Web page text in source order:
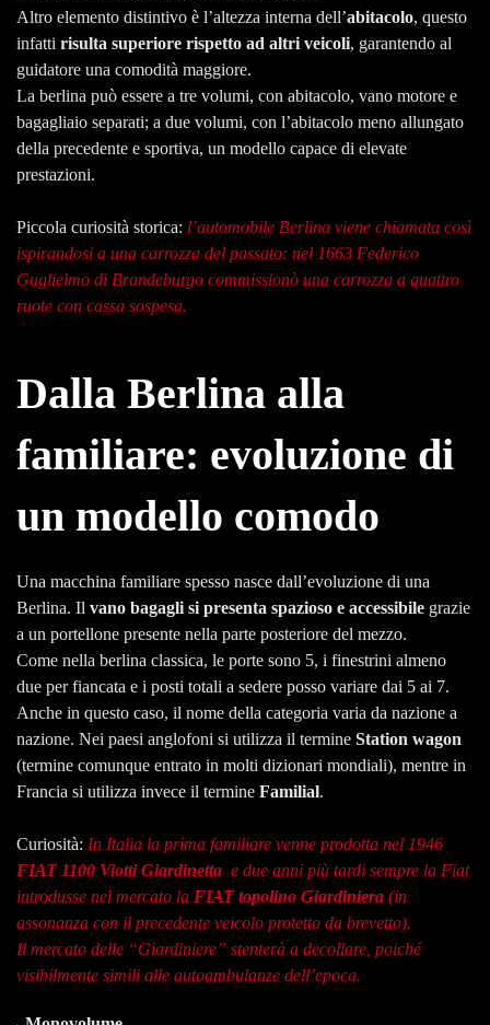
Altro elemento distintivo è l’altezza interna dell’abitacolo, questo
infatti risulta superiore rispetto ad altri veicoli, garantendo al
guidatore una comodità maggiore.
La berlina può essere a tre volumi, con abitacolo, vano motore e
bagagliaio separati; a due volumi, con l’abitacolo meno allungato
della precedente e sportiva, un modello capace di elevate
prestazioni.
Piccola curiosità storica: l’automobile Berlina viene chiamata così
ispirandosi a una carrozza del passato: nel 1663 Federico
Guglielmo di Brandeburgo commissionò una carrozza a quattro
ruote con cassa sospesa.
Dalla Berlina alla
familiare: evoluzione di
un modello comodo
Una macchina familiare spesso nasce dall’evoluzione di una
Berlina. Il vano bagagli si presenta spazioso e accessibile grazie
a un portellone presente nella parte posteriore del mezzo.
Come nella berlina classica, le porte sono 5, i finestrini almeno
due per fiancata e i posti totali a sedere posso variare dai 5 ai 7.
Anche in questo caso, il nome della categoria varia da nazione a
nazione. Nei paesi anglofoni si utilizza il termine Station wagon
(termine comunque entrato in molti dizionari mondiali), mentre in
Francia si utilizza invece il termine Familial.
Curiosità: In Italia la prima familiare venne prodotta nel 1946
FIAT 1100 Viotti Giardinetta e due anni più tardi sempre la Fiat
introdusse nel mercato la FIAT topolino Giardiniera (in
assonanza con il precedente veicolo protetto da brevetto).
Il mercato delle “Giardiniere” stenterà a decollare, poiché
visibilmente simili alle autoambulanze dell’epoca.